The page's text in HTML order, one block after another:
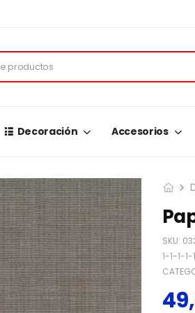
Decoración Accesorios
SKU:
1-1-1-1-1